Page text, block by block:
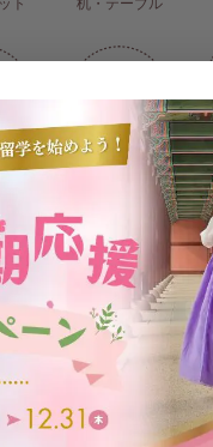
理式) オートロック
カ
ジ トイレ